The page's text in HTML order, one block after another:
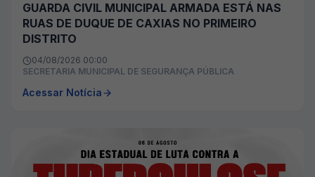
GUARDA CIVIL MUNICIPAL ARMADA ESTÁ NAS
RUAS DE DUQUE DE CAXIAS NO PRIMEIRO
DISTRITO
04/08/2026 00:00
SECRETARIA MUNICIPAL DE SEGURANÇA PÚBLICA
Acessar Notícia